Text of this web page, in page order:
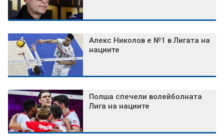
Алекс Николов е №1 в Лигата на
нациите
Полша спечели волейболната
Лига на нациите